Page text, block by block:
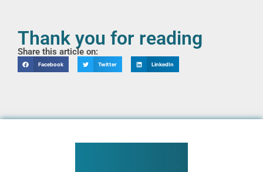
Thank you for reading
Share this article on:
Facebook Twitter LinkedIn